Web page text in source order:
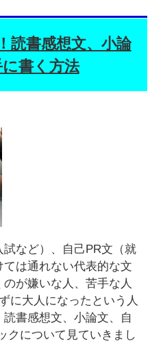
読書感想文、小論
書く方法
など）、自己PR文（就
は通れない代表的な文
が嫌いな人、苦手な人
に大人になったという人
書感想文、小論文、自
クについて見ていきまし